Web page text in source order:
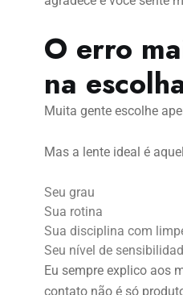
O erro
na
Muita gente escolhe
Mas a lente ideal é
Seu grau
Sua rotina
Sua disciplina com
Seu nível de
Eu sempre explico aos
contato não é só